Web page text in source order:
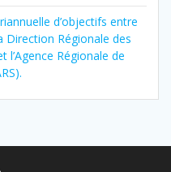
d’objectifs entre
Direction Régionale des
l’Agence Régionale de